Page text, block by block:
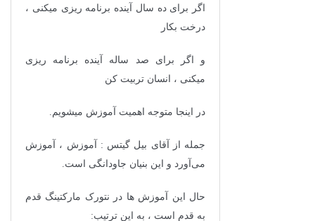
اگر برای ده سال آینده برنامه ریزی میکنی ،
درخت بکار
و اگر برای صد ساله آینده برنامه ریزی
میکنی ، انسان تربیت کن
در اینجا متوجه اهمیت آموزش میشویم.
جمله از آقای بیل گیتس : آموزش ، آموزش
می‌آورد و این بنیان جاودانگی است.
حال این آموزش ها در نتورک مارکتینگ قدم
به قدم است ، به این ترتیب: